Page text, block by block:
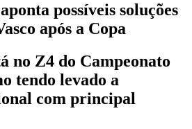
possíveis soluções
após a Copa
no Z4 do Campeonato
tendo levado a
com principal